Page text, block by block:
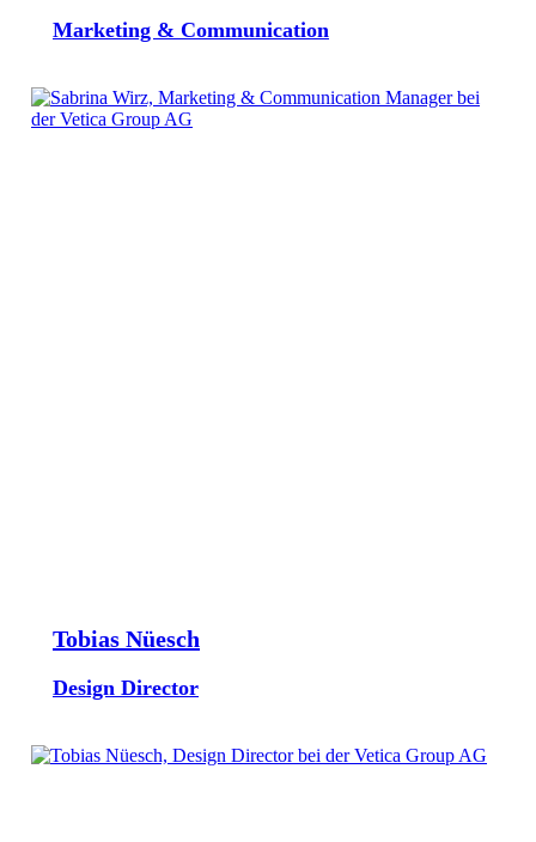
Marketing & Communication
Tobias Nüesch
Design Director